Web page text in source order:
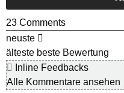
23 Comments
neuste
älteste beste Bewertung
Inline Feedbacks
Alle Kommentare ansehen